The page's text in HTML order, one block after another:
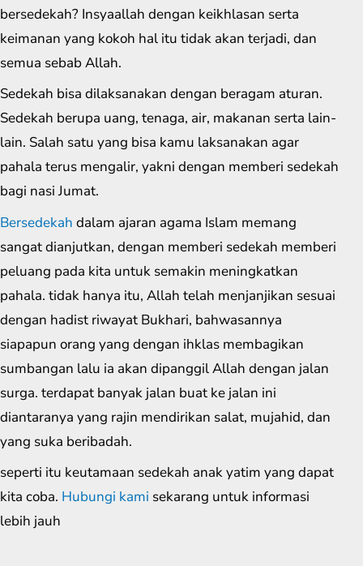
bersedekah? Insyaallah dengan keikhlasan serta
keimanan yang kokoh hal itu tidak akan terjadi, dan
semua sebab Allah.
Sedekah bisa dilaksanakan dengan beragam aturan.
Sedekah berupa uang, tenaga, air, makanan serta lain-
lain. Salah satu yang bisa kamu laksanakan agar
pahala terus mengalir, yakni dengan memberi sedekah
bagi nasi Jumat.
Bersedekah dalam ajaran agama Islam memang
sangat dianjutkan, dengan memberi sedekah memberi
peluang pada kita untuk semakin meningkatkan
pahala. tidak hanya itu, Allah telah menjanjikan sesuai
dengan hadist riwayat Bukhari, bahwasannya
siapapun orang yang dengan ihklas membagikan
sumbangan lalu ia akan dipanggil Allah dengan jalan
surga. terdapat banyak jalan buat ke jalan ini
diantaranya yang rajin mendirikan salat, mujahid, dan
yang suka beribadah.
seperti itu keutamaan sedekah anak yatim yang dapat
kita coba. Hubungi kami sekarang untuk informasi
lebih jauh